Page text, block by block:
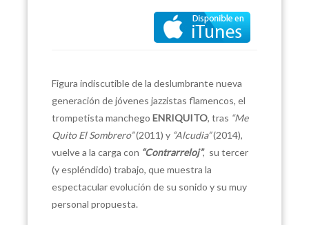
Figura indiscutible de la deslumbrante nueva
generación de jóvenes jazzistas flamencos, el
trompetista manchego ENRIQUITO, tras “Me
Quito El Sombrero”(2011) y “Alcudia”(2014),
vuelve a la carga con “Contrarreloj”, su tercer
(y espléndido) trabajo, que muestra la
espectacular evolución de su sonido y su muy
personal propuesta.